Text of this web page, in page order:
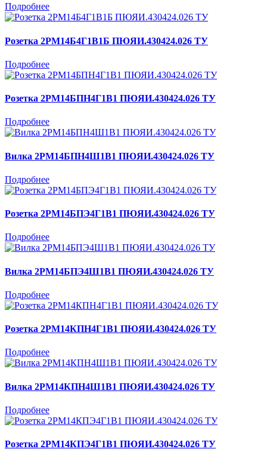
Подробнее
Розетка 2РМ14Б4Г1В1Б ПЮЯИ.430424.026 ТУ
Подробнее
Розетка 2РМ14БПН4Г1В1 ПЮЯИ.430424.026 ТУ
Подробнее
Вилка 2РМ14БПН4Ш1В1 ПЮЯИ.430424.026 ТУ
Подробнее
Розетка 2РМ14БПЭ4Г1В1 ПЮЯИ.430424.026 ТУ
Подробнее
Вилка 2РМ14БПЭ4Ш1В1 ПЮЯИ.430424.026 ТУ
Подробнее
Розетка 2РМ14КПН4Г1В1 ПЮЯИ.430424.026 ТУ
Подробнее
Вилка 2РМ14КПН4Ш1В1 ПЮЯИ.430424.026 ТУ
Подробнее
Розетка 2РМ14КПЭ4Г1В1 ПЮЯИ.430424.026 ТУ